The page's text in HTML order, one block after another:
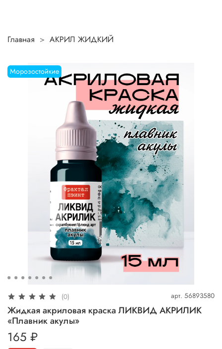
Главная АКРИЛ ЖИДКИЙ
Морозостойкие
(0) арт. 56893580
Жидкая акриловая краска ЛИКВИД АКРИЛИК
«Плавник акулы»
165 ₽